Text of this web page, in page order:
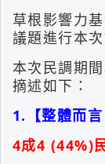
草根影響力
議題進行本
本次民調期
摘述如下：
1.【整體而
4成4 (44%)